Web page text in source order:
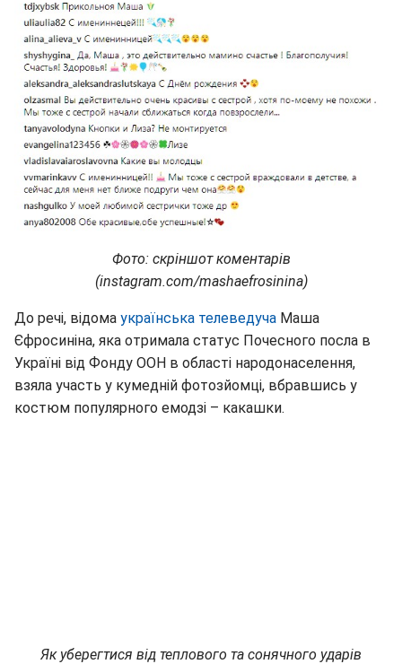
Фото: скріншот коментарів
(instagram.com/mashaefrosinina)
До речі, відома українська телеведуча Маша
Єфросиніна, яка отримала статус Почесного посла в
Україні від Фонду ООН в області народонаселення,
взяла участь у кумедній фотозйомці, вбравшись у
костюм популярного емодзі – какашки.
Як уберегтися від теплового та сонячного ударів